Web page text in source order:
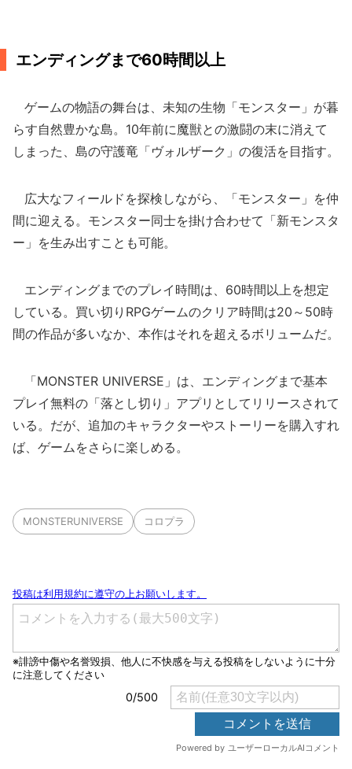
エンディングまで60時間以上
ゲームの物語の舞台は、未知の生物「モンスター」が暮
らす自然豊かな島。10年前に魔獣との激闘の末に消えて
しまった、島の守護竜「ヴォルザーク」の復活を目指す。
広大なフィールドを探検しながら、「モンスター」を仲
間に迎える。モンスター同士を掛け合わせて「新モンスタ
ー」を生み出すことも可能。
エンディングまでのプレイ時間は、60時間以上を想定
している。買い切りRPGゲームのクリア時間は20～50時
間の作品が多いなか、本作はそれを超えるボリュームだ。
「MONSTER UNIVERSE」は、エンディングまで基本
プレイ無料の「落とし切り」アプリとしてリリースされて
いる。だが、追加のキャラクターやストーリーを購入すれ
ば、ゲームをさらに楽しめる。
MONSTERUNIVERSE コロプラ